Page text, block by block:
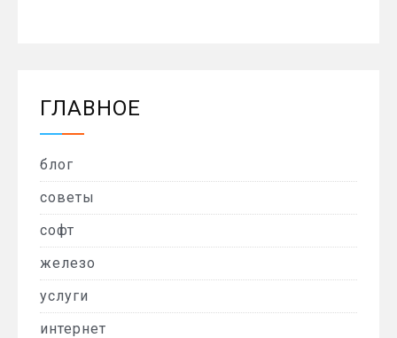
ГЛАВНОЕ
блог
советы
софт
железо
услуги
интернет